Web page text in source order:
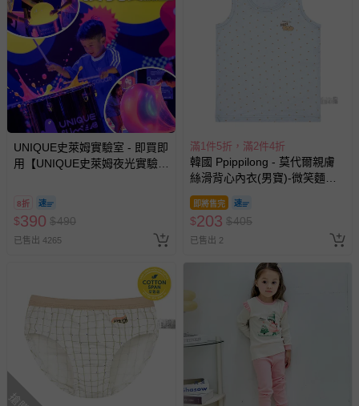
-新生兒親膚衣物（嬰幼兒包巾與背巾、包屁衣、學習
褲、紗布衣等）。
-接觸性孕哺產品（奶嘴、奶瓶、擠乳器、哺乳衣、托腹
帶束縛衣、餐搖椅等）。
-其他原廠盒裝商品封口處已貼上「不可拆封」，或具警
示字句等說明貼紙、封條者。
國際航空、客運、訂房等服務。
相關的退換貨辦理流程，可詳見： 退換貨 & 退款問題
其他常見問題：
運送服務：目前提供的運送僅限台灣本島。如您位於離島地
區，可能會無法配送，或須依據商品需加收離島運費。廠商
亦保留出貨與否的權利。離島、偏遠地區、樓層親送等加價
費用，可能會另需加收。
商品實際的配達日期，可於訂單個人資料內的查詢訂單內，
已出貨通知之訊息為主。
如您收到商品，請依正常流程檢查是否完好，若商品遇瑕疵
情形，您可申請更換新品或退貨，請見：
退貨的辦理流程
若您對於會員帳號、商品訂購與資訊、購物流程、付款方
絲滑四角褲(男寶)-笑臉冰淇淋-
淺灰藍
即將售完
滿1件5折，滿2件4折
韓國 Ppippilong - 莫代爾親膚
絲滑四角褲(男寶)-方塊格海豚-
綠
即將售完